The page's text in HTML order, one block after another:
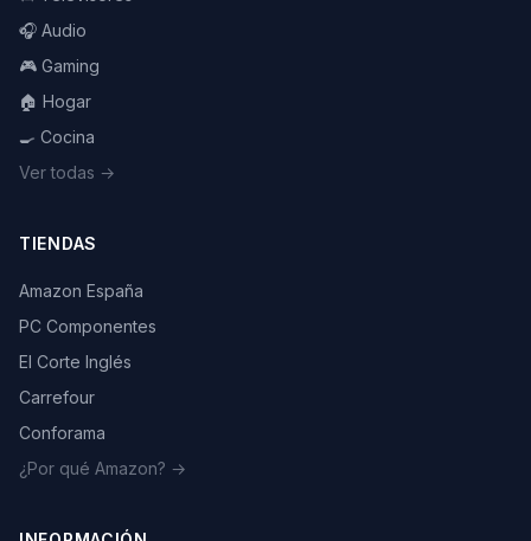
🎧 Audio
🎮 Gaming
🏠 Hogar
🍳 Cocina
Ver todas →
TIENDAS
Amazon España
PC Componentes
El Corte Inglés
Carrefour
Conforama
¿Por qué Amazon? →